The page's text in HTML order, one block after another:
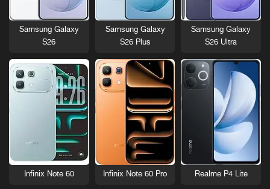
Samsung Galaxy
S26 Ultra
Samsung Galaxy
S26 Plus
Samsung Galaxy
S26
Realme P4 Lite
Infinix Note 60 Pro
Infinix Note 60